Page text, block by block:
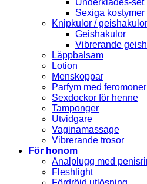
Underklädes-set
Sexiga
Knipkulor / geishakulor
Geishakulor
Vibrerande
Läppbalsam
Lotion
Menskoppar
Parfym med feromoner
Sexdockor för henne
Tamponger
Utvidgare
Vaginamassage
Vibrerande trosor
För honom
Analplugg med
Fleshlight